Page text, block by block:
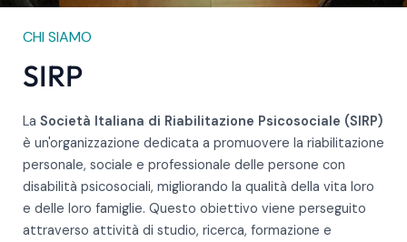
CHI SIAMO
SIRP
La Società Italiana di Riabilitazione Psicosociale (SIRP)
è un'organizzazione dedicata a promuovere la riabilitazione
personale, sociale e professionale delle persone con
disabilità psicosociali, migliorando la qualità della vita loro
e delle loro famiglie. Questo obiettivo viene perseguito
attraverso attività di studio, ricerca, formazione e